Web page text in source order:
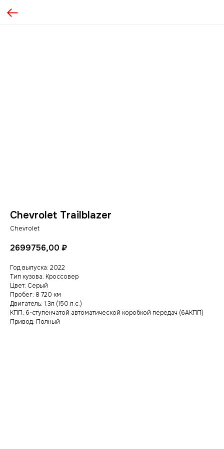
Chevrolet Trailblazer
Chevrolet
2699756,00 ₽
Год выпуска: 2022
Тип кузова: Кроссовер
Цвет: Серый
Пробег: 8 720 км
Двигатель: 1.3л (150 л.с.)
КПП: 6-ступенчатой автоматической коробкой передач (6АКПП)
Привод: Полный